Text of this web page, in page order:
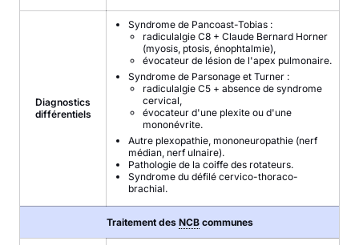
Diagnostics
différentiels
Syndrome de Pancoast-Tobias :
radiculalgie C8 + Claude Bernard Horner
(myosis, ptosis, énophtalmie),
évocateur de lésion de l'apex pulmonaire.
Syndrome de Parsonage et Turner :
radiculalgie C5 + absence de syndrome
cervical,
évocateur d'une plexite ou d'une
mononévrite.
Autre plexopathie, mononeuropathie (nerf
médian, nerf ulnaire).
Pathologie de la coiffe des rotateurs.
Syndrome du défilé cervico-thoraco-
brachial.
Traitement des NCBcommunes